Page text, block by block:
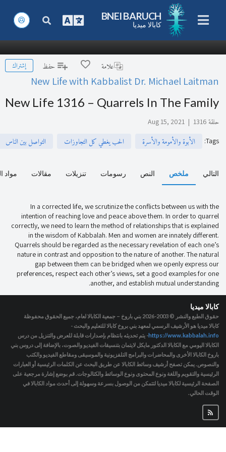
BNEI BARUCH
كابالا ميديا
علامة حفظ إشتراك
New Life with Kabbalist Dr. Michael Laitman
New Life 1316 – Quarrels In The Family
حلقة 1316 |
Aug 15, 2021
Tags
: الأبوة والأمومة والأسرة الحب يغطي كل التجاوزات التواصل بين الناس
التالي ملخص النص رسومات تنزيلات مقالات مواد
In a corrected life, we scrutinize the conflicts between us with the
intention of reaching love and peace above them. In order to quarrel
correctly, we need to learn the method of relationships that is explained
in the wisdom of Kabbalah. Men and women are innately different.
Quarrels should be regarded as the necessary revelation of each one’s
nature in contrast and opposition to the nature of another. The natural
gap between them can be bridged when we openly express our
preferences, respect each other’s views, set a good examples for one
another, and establish mutual understanding.
كابالا ميديا
حقوق الطبع والنشر © 2003-2026
بني باروخ – جمعية الكابالا لعام، جميع الحقوق محفوظة
كابالا ميديا هو الأرشيف الرسمي لمعهد بني بروخ كابالا للتعليم والبحث -
https://www.kabbalah.info- يتم تحديثه بانتظام بإصدارات قابلة للعرض والتنزيل من درس
الكابالا اليومي مع الكابالا الدكتور مايكل لايتمان بتنسيقات الفيديو والصوت، بالإضافة إلى دروس بني
باروخ الكابالا الأخرى والمحاضرات والبرامج التلفزيونية والموسيقى ومقاطع الفيديو والكتب
والنصوص. يمكن تصفح أرشيف وسائط الكابالا عن طريق البحث عن الكلمات الرئيسية أو العبارات
الرئيسية والتقويم واللغة ونوع المحتوى ونوع الوسائط والكتالوجات. قم بوضع إشارة مرجعية على
الصفحة الرئيسية لكابالا ميديا لتتمكن من الوصول بسرعة وسهولة إلى أحدث مواد الكابالا في
الوقت الحالي.